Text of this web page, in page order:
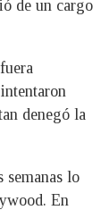
de un cargo
denegó la
semanas lo
En